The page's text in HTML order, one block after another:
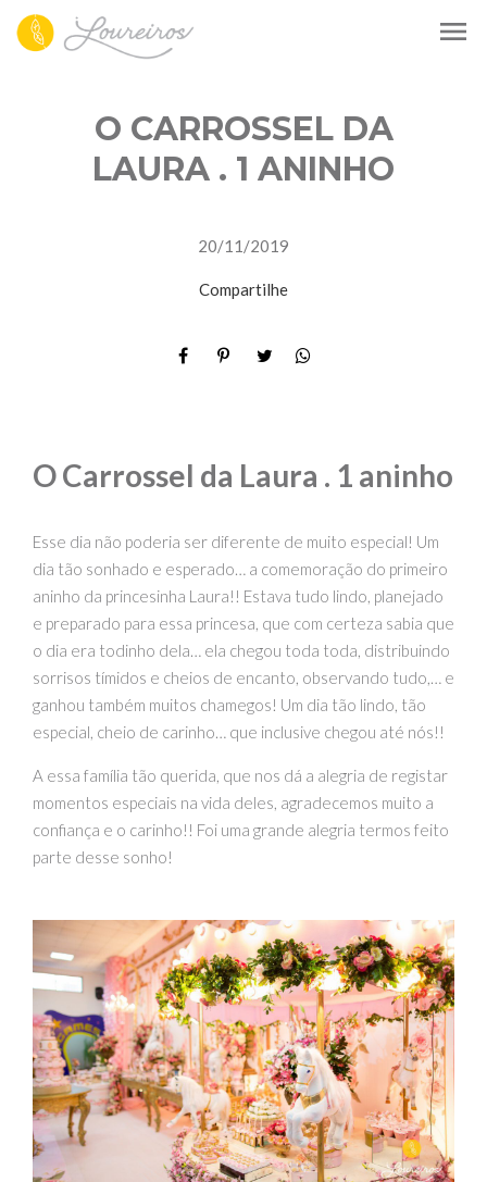
menu
O CARROSSEL DA
LAURA . 1 ANINHO
20/11/2019
Compartilhe
O Carrossel da Laura . 1 aninho
Esse dia não poderia ser diferente de muito especial! Um
dia tão sonhado e esperado… a comemoração do primeiro
aninho da princesinha Laura!! Estava tudo lindo, planejado
e preparado para essa princesa, que com certeza sabia que
o dia era todinho dela… ela chegou toda toda, distribuindo
sorrisos tímidos e cheios de encanto, observando tudo,… e
ganhou também muitos chamegos! Um dia tão lindo, tão
especial, cheio de carinho… que inclusive chegou até nós!!
A essa família tão querida, que nos dá a alegria de registar
momentos especiais na vida deles, agradecemos muito a
confiança e o carinho!! Foi uma grande alegria termos feito
parte desse sonho!